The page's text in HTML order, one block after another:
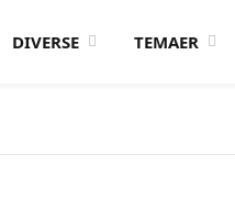
DIVERSE TEMAER